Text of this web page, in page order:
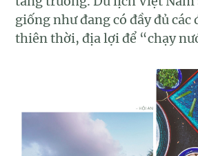
giống như đang có đầy đủ các
thiên thời, địa lợi để “chạy